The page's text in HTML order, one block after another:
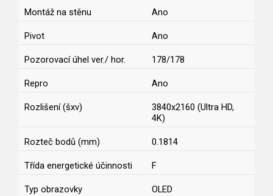
Montáž na stěnu Ano
Pivot Ano
Pozorovací úhel ver./ hor. 178/178
Repro Ano
Rozlišení (šxv)
3840x2160 (Ultra HD,
4K)
Rozteč bodů (mm) 0.1814
Třída energetické účinnosti F
Typ obrazovky OLED